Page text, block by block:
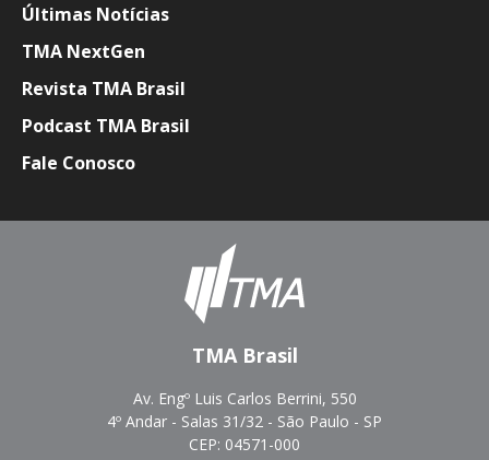
Últimas Notícias
TMA NextGen
Revista TMA Brasil
Podcast TMA Brasil
Fale Conosco
TMA Brasil
Av. Engº Luis Carlos Berrini, 550
4º Andar - Salas 31/32 - São Paulo - SP
CEP: 04571-000